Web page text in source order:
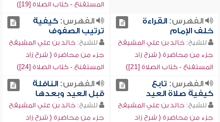
المستقنع - كتاب الصلاة [19])
الفهرس:القراءة
خلف الإمام
للشيخ: خالد بن علي المشيقح
جزء من محاضرة ( شرح زاد
المستقنع - كتاب الصلاة [21])
الفهرس:كيفية
ترتيب الصفوف
للشيخ: خالد بن علي المشيقح
جزء من محاضرة ( شرح زاد
المستقنع - كتاب الصلاة [24])
الفهرس: تابع
كيفية صلاة العيد
للشيخ: خالد بن علي المشيقح
جزء من محاضرة ( شرح زاد
الفهرس:النافلة
قبل العيد وبعدها
للشيخ: خالد بن علي المشيقح
جزء من محاضرة ( شرح زاد